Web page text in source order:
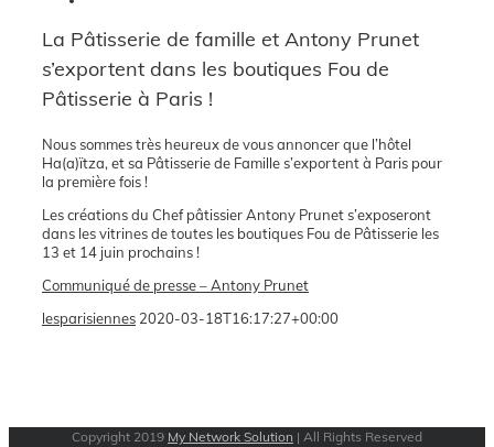
La Pâtisserie de famille et Antony Prunet
s’exportent dans les boutiques Fou de
Pâtisserie à Paris !
Nous sommes très heureux de vous annoncer que l’hôtel
Ha(a)ïtza, et sa Pâtisserie de Famille s’exportent à Paris pour
la première fois !
Les créations du Chef pâtissier Antony Prunet s’exposeront
dans les vitrines de toutes les boutiques Fou de Pâtisserie les
13 et 14 juin prochains !
Communiqué de presse – Antony Prunet
lesparisiennes 2020-03-18T16:17:27+00:00
Copyright 2019 My Network Solution | All Rights Reserved